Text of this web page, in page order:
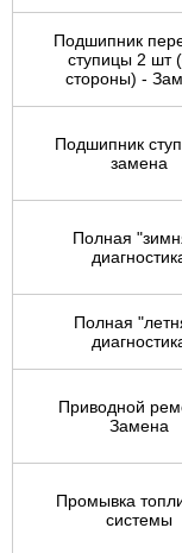
Подшипник
ступицы 2 шт
стороны) -
Подшипник
замена
Полная
Полная
Приводной
Замена
Промывка
системы